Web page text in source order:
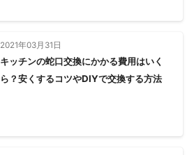
2021年03月31日
キッチンの蛇口交換にかかる費用はいく
ら？安くするコツやDIYで交換する方法